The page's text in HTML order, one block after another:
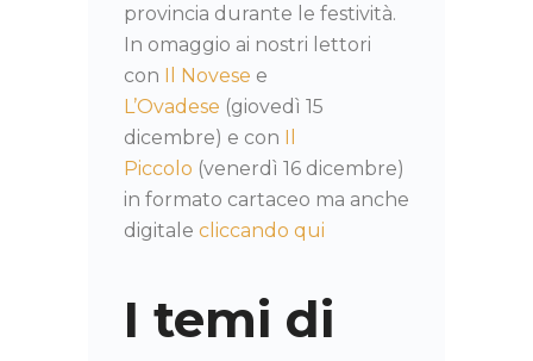
provincia durante le festività.
In omaggio ai nostri lettori
con Il Novese e
L’Ovadese (giovedì 15
dicembre) e con Il
Piccolo (venerdì 16 dicembre)
in formato cartaceo ma anche
digitale cliccando qui
I temi di